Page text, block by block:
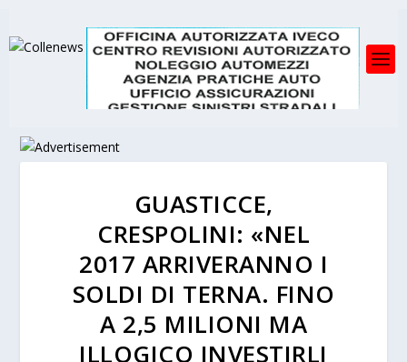
GUASTICCE,
CRESPOLINI: «NEL
2017 ARRIVERANNO I
SOLDI DI TERNA. FINO
A 2,5 MILIONI MA
ILLOGICO INVESTIRLI